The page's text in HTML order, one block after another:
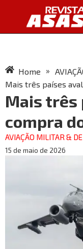
Home »
Mais três países
Mais três
compra
AVIAÇÃO MILITAR &
15 de maio de 2026